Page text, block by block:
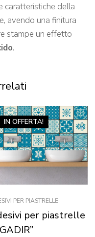
caratteristiche della
avendo una finitura
stampe un effetto
.
IN OFFERTA!
PER PIASTRELLE
per piastrelle